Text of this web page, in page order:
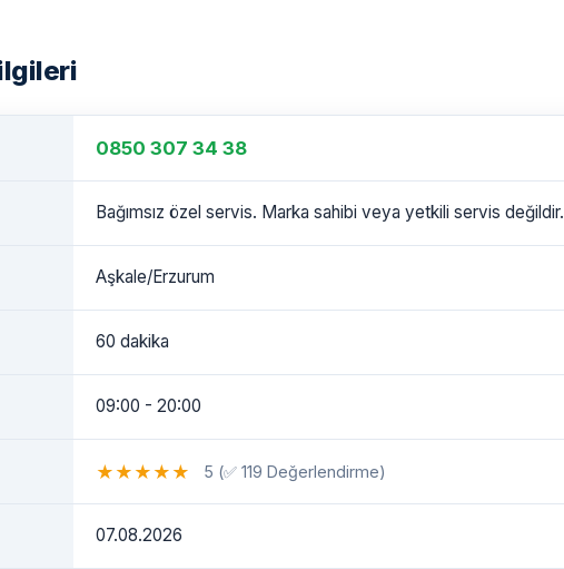
0850 307 34 38
Bağımsız özel servis. Marka sahibi veya yetkili servis değildir.
Aşkale/Erzurum
60 dakika
09:00 - 20:00
★ ★ ★ ★ ★ 5 (✅ 119 Değerlendirme)
07.08.2026